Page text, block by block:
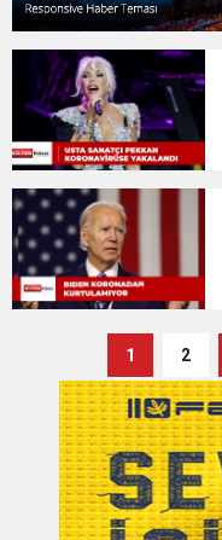
1 2